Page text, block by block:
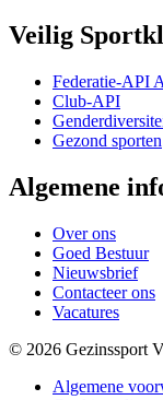
Veilig
Federatie-API
Club-API
Gezond sporten
Algemene
Over ons
Goed Bestuur
Nieuwsbrief
Contacteer ons
Vacatures
© 2026 Gezinssport
Algemene